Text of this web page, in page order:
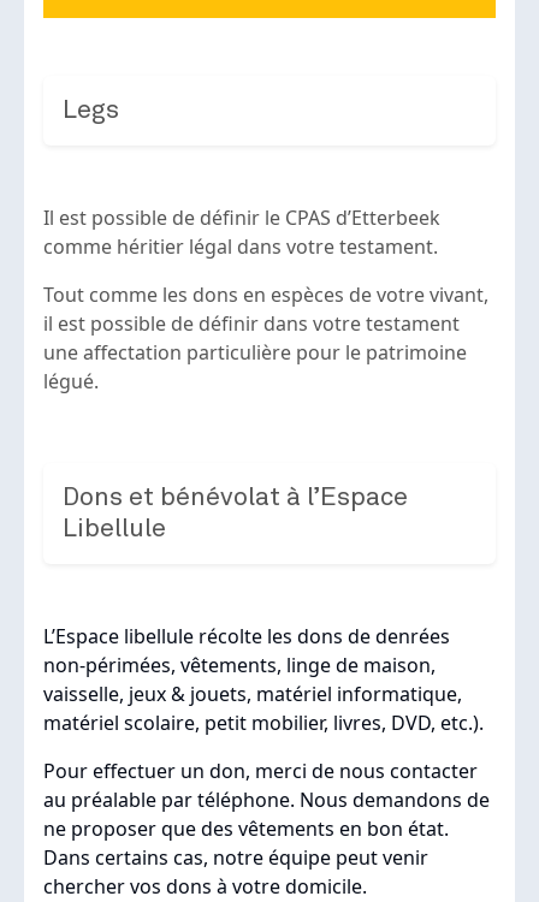
Legs
Il est possible de définir le CPAS d’Etterbeek
comme héritier légal dans votre testament.
Tout comme les dons en espèces de votre vivant,
il est possible de définir dans votre testament
une affectation particulière pour le patrimoine
légué.
Dons et bénévolat à l’Espace
Libellule
L’Espace libellule récolte les dons de denrées
non-périmées, vêtements, linge de maison,
vaisselle, jeux & jouets, matériel informatique,
matériel scolaire, petit mobilier, livres, DVD, etc.).
Pour effectuer un don, merci de nous contacter
au préalable par téléphone. Nous demandons de
ne proposer que des vêtements en bon état.
Dans certains cas, notre équipe peut venir
chercher vos dons à votre domicile.